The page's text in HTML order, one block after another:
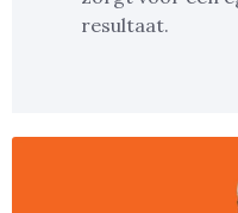
resultaat.